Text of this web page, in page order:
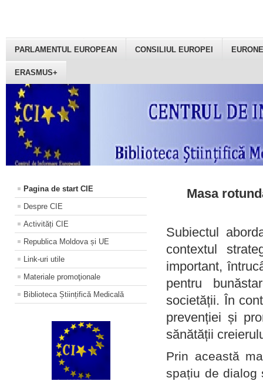
PARLAMENTUL EUROPEAN CONSILIUL EUROPEI
ERASMUS+
Pagina de start CIE
Despre CIE
Activități CIE
Republica Moldova și UE
Link-uri utile
Materiale promoţionale
Biblioteca Științifică Medicală
Masa
Subiectul
contextul
important,
pentru
societății. În
prevenției și
sănătății
Prin această
spațiu de dialog